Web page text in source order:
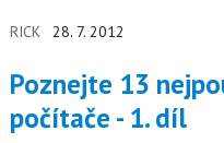
RICK 28. 7. 2012
Poznejte 13 nejpoužívanějších rozhraní
počítače - 1. díl